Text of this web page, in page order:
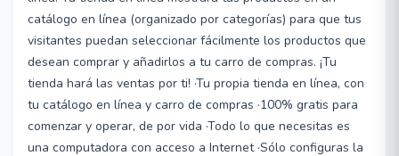
catálogo en línea (organizado por categorías) para que tus
visitantes puedan seleccionar fácilmente los productos que
desean comprar y añadirlos a tu carro de compras. ¡Tu
tienda hará las ventas por ti! ·Tu propia tienda en línea, con
tu catálogo en línea y carro de compras ·100% gratis para
comenzar y operar, de por vida ·Todo lo que necesitas es
una computadora con acceso a Internet ·Sólo configuras la